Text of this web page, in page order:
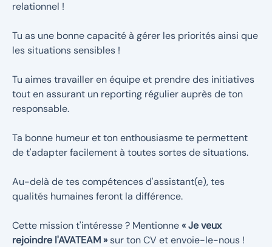
relationnel !
Tu as une bonne capacité à gérer les priorités ainsi que
les situations sensibles !
Tu aimes travailler en équipe et prendre des initiatives
tout en assurant un reporting régulier auprès de ton
responsable.
Ta bonne humeur et ton enthousiasme te permettent
de t'adapter facilement à toutes sortes de situations.
Au-delà de tes compétences d'assistant(e), tes
qualités humaines feront la différence.
Cette mission t'intéresse ? Mentionne« Je veux
rejoindre l'AVATEAM »sur ton CV et envoie-le-nous !